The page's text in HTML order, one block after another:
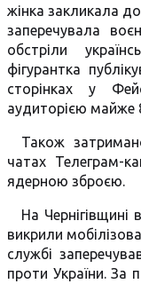
жінка закликала
заперечувала
обстріли
фігурантка
сторінках у
аудиторією майже
Також
чатах Телеграм-
ядерною зброєю.
На Чернігівщині
викрили
службі
проти України. За